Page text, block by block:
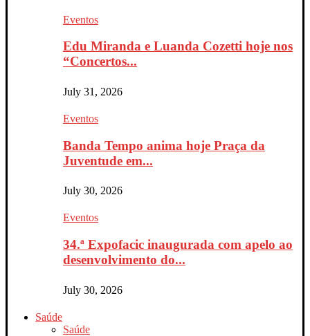
Eventos
Edu Miranda e Luanda Cozetti hoje nos
“Concertos...
July 31, 2026
Eventos
Banda Tempo anima hoje Praça da
Juventude em...
July 30, 2026
Eventos
34.ª Expofacic inaugurada com apelo ao
desenvolvimento do...
July 30, 2026
Saúde
Saúde